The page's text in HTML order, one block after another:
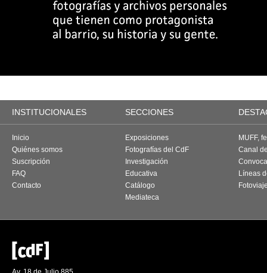
INSTITUCIONALES SECCIONES
Inicio
Quiénes somos
Suscripción
FAQ
Contacto
Exposiciones
Fotografías del CdF
Investigación
Educativa
Catálogo
Mediateca
MUFF,
Canal
Líneas